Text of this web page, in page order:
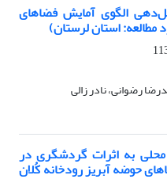
الگوی آمایش فضاهای
مطالعه: استان لرستان)
رضوانی، نادر زالی
محلی به اثرات گردشگری در
حوضه آبریز رودخانه کُلان